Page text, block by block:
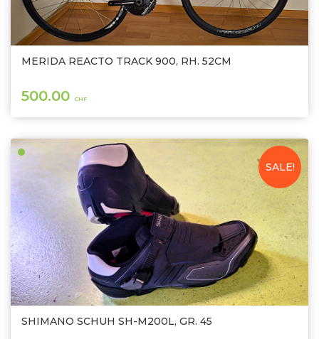
MERIDA REACTO TRACK 900, RH. 52CM
500.00 CHF
SALE!
SHIMANO SCHUH SH-M200L, GR. 45